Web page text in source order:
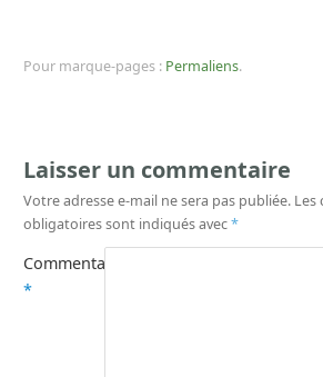
Pour marque-pages : Permaliens.
Laisser un commentaire
Votre adresse e-mail ne sera pas publiée. Les
obligatoires sont indiqués avec*
Commentaire
*